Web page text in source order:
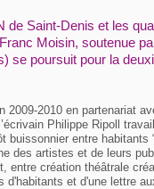
de Saint-Denis et les
Moisin, soutenue
se poursuit pour la
2010 en partenariat
Philippe Ripoll
buissonnier entre habitants
des artistes et de leurs
entre création théâtrale
et d'une lettre